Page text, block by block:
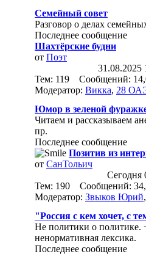
Семейный совет
Разговор о делах
Последнее сообщение
Шахтёрские будни
от Поэт
31.08.2025
Тем: 119 Сообщений:
Модератор: Викка, 28
Юмор в зеленой
Читаем и рассказываем
пр.
Последнее сообщение
Позитив из
от СанТольич
Сегодня
Тем: 190 Сообщений:
Модератор: Звыков Юрий,
"Россия с кем хочет, с
Не политики о политике.
ненормативная лексика.
Последнее сообщение